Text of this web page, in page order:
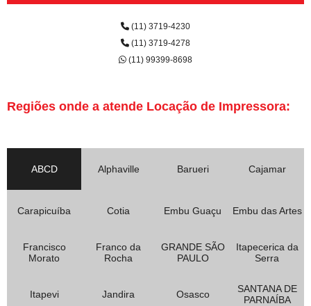
(11) 3719-4230
(11) 3719-4278
(11) 99399-8698
Regiões onde a atende Locação de Impressora:
ABCD Alphaville Barueri Cajamar
Carapicuíba Cotia Embu Guaçu Embu das Artes
Francisco
Morato
Franco da
Rocha
GRANDE SÃO
PAULO
Itapecerica da
Serra
Itapevi Jandira Osasco
SANTANA DE
PARNAÍBA